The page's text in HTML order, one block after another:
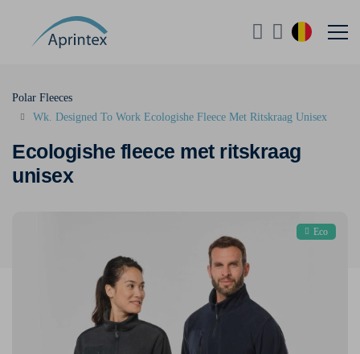
Ecologishe fleece met ritskraag
unisex
Polar Fleeces
Wk. Designed To Work Ecologishe Fleece Met Ritskraag Unisex
Eco